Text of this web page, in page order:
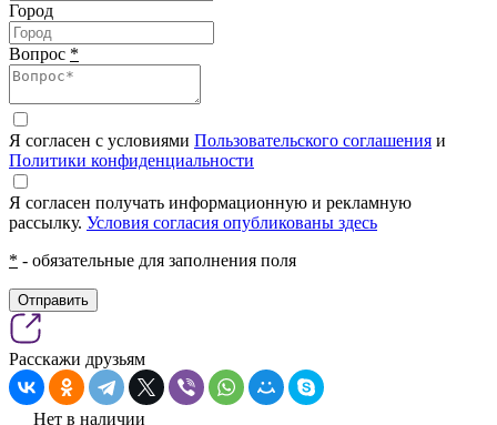
Город
Вопрос *
Я согласен с условиями Пользовательского соглашения и
Политики конфиденциальности
Я согласен получать информационную и рекламную
рассылку. Условия согласия опубликованы здесь
* - обязательные для заполнения поля
Отправить
Расскажи друзьям
Нет в наличии